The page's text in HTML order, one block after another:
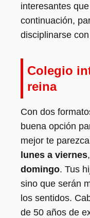
interesantes
continuación,
disciplinarse
Colegio
reina
Con dos
buena opción
mejor te
lunes a viernes
domingo. Tus
sino que serán
los sentidos.
de 50 años de